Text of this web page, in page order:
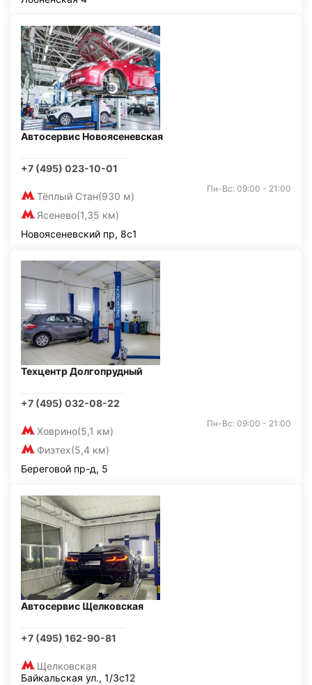
Автосервис Новоясеневская
+7 (495) 023-10-01
Тёплый Стан(930 м)
Ясенево(1,35 км)
Пн-Вс: 09:00 - 21:00
Новоясеневский пр, 8с1
Техцентр Долгопрудный
+7 (495) 032-08-22
Ховрино(5,1 км)
Физтех(5,4 км)
Пн-Вс: 09:00 - 21:00
Береговой пр-д, 5
Автосервис Щелковская
+7 (495) 162-90-81
Щелковская
Байкальская ул., 1/3с12